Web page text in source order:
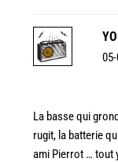
YO
La basse qui
rugit, la batterie
ami Pierrot … tout